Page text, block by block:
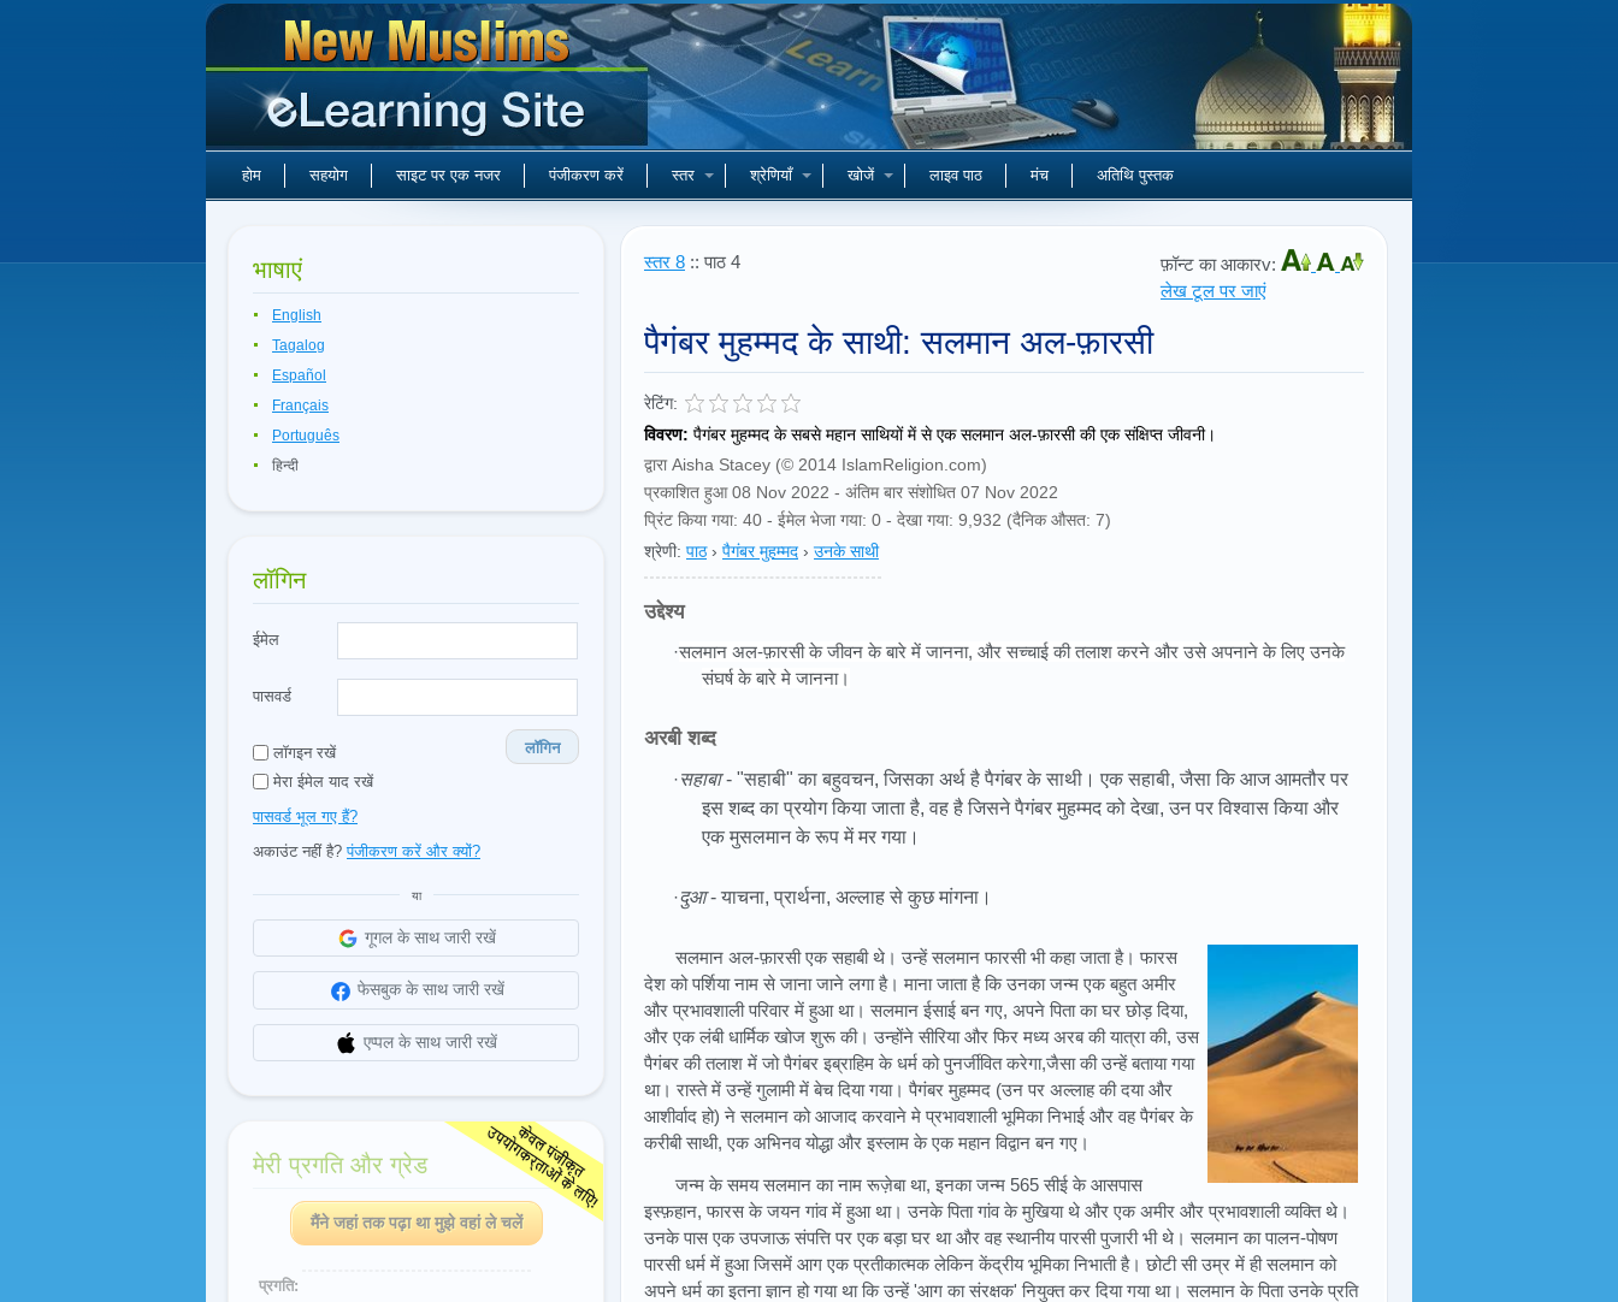
होम सहयोग साइट पर एक नजर पंजीकरण करें स्तर श्रेणियाँ खोजें लाइव पाठ मंच अतिथि पुस्तक
भाषाएं
English
Tagalog
Español
Français
Português
हिन्दी
लॉगिन
ईमेल
पासवर्ड
लॉगइन रखें
लॉगिन
मेरा ईमेल याद रखें
पासवर्ड भूल गए हैं?
अकाउंट नहीं है?पंजीकरण करें और क्यों?
या
गूगल के साथ जारी रखें
फेसबुक के साथ जारी रखें
एप्पल के साथ जारी रखें
मेरी प्रगति और ग्रेड
मैंने जहां तक पढ़ा था मुझे वहां ले चलें
प्रगति:
स्तर 8 :: पाठ 4
फ़ॉन्ट का आकारv:
लेख टूल पर जाएं
पैगंबर मुहम्मद के साथी: सलमान अल-फ़ारसी
रेटिंग:
विवरण: पैगंबर मुहम्मद के सबसे महान साथियों में से एक सलमान अल-फ़ारसी की एक संक्षिप्त जीवनी।
द्वारा Aisha Stacey (© 2014 IslamReligion.com)
प्रकाशित हुआ 08 Nov 2022 - अंतिम बार संशोधित 07 Nov 2022
प्रिंट किया गया: 40 - ईमेल भेजा गया: 0 - देखा गया: 9,932 (दैनिक औसत: 7)
श्रेणी: पाठ› पैगंबर मुहम्मद › उनके साथी
उद्देश्य
·सलमान अल-फ़ारसी के जीवन के बारे में जानना, और सच्चाई की तलाश करने और उसे अपनाने के लिए उनके
संघर्ष के बारे मे जानना।
अरबी शब्द
·सहाबा- "सहाबी" का बहुवचन, जिसका अर्थ है पैगंबर के साथी। एक सहाबी, जैसा कि आज आमतौर पर
इस शब्द का प्रयोग किया जाता है, वह है जिसने पैगंबर मुहम्मद को देखा, उन पर विश्वास किया और
एक मुसलमान के रूप में मर गया।
·दुआ- याचना, प्रार्थना, अल्लाह से कुछ मांगना।
सलमान अल-फ़ारसी एक सहाबी थे। उन्हें सलमान फारसी भी कहा जाता है। फारस
देश को पर्शिया नाम से जाना जाने लगा है। माना जाता है कि उनका जन्म एक बहुत अमीर
और प्रभावशाली परिवार में हुआ था। सलमान ईसाई बन गए, अपने पिता का घर छोड़ दिया,
और एक लंबी धार्मिक खोज शुरू की। उन्होंने सीरिया और फिर मध्य अरब की यात्रा की, उस
पैगंबर की तलाश में जो पैगंबर इब्राहिम के धर्म को पुनर्जीवित करेगा,जैसा की उन्हें बताया गया
था। रास्ते में उन्हें गुलामी में बेच दिया गया। पैगंबर मुहम्मद (उन पर अल्लाह की दया और
आशीर्वाद हो) ने सलमान को आजाद करवाने मे प्रभावशाली भूमिका निभाई और वह पैगंबर के
करीबी साथी, एक अभिनव योद्धा और इस्लाम के एक महान विद्वान बन गए।
जन्म के समय सलमान का नाम रूज़ेबा था, इनका जन्म 565 सीई के आसपास
इस्फ़हान, फारस के जयन गांव में हुआ था। उनके पिता गांव के मुखिया थे और एक अमीर और प्रभावशाली व्यक्ति थे।
उनके पास एक उपजाऊ संपत्ति पर एक बड़ा घर था और वह स्थानीय पारसी पुजारी भी थे। सलमान का पालन-पोषण
पारसी धर्म में हुआ जिसमें आग एक प्रतीकात्मक लेकिन केंद्रीय भूमिका निभाती है। छोटी सी उम्र में ही सलमान को
अपने धर्म का इतना ज्ञान हो गया था कि उन्हें 'आग का संरक्षक' नियुक्त कर दिया गया था। सलमान के पिता उनके प्रति